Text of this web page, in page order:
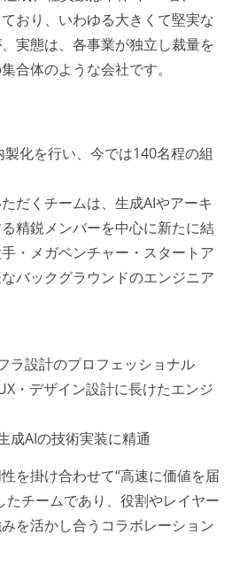
おり、いわゆる大きくて堅実な
実態は、各事業が独立し裁量を
合体のような会社です。
化を行い、今では140名程の組
だくチームは、生成AIやアーキ
精鋭メンバーを中心に新たに結
・メガベンチャー・スタートア
バックグラウンドのエンジニア
ラ設計のプロフェッショナル
・デザイン設計に長けたエンジ
成AIの技術実装に精通
を掛け合わせて“高速に価値を届
たチームであり、役割やレイヤー
を活かし合うコラボレーション